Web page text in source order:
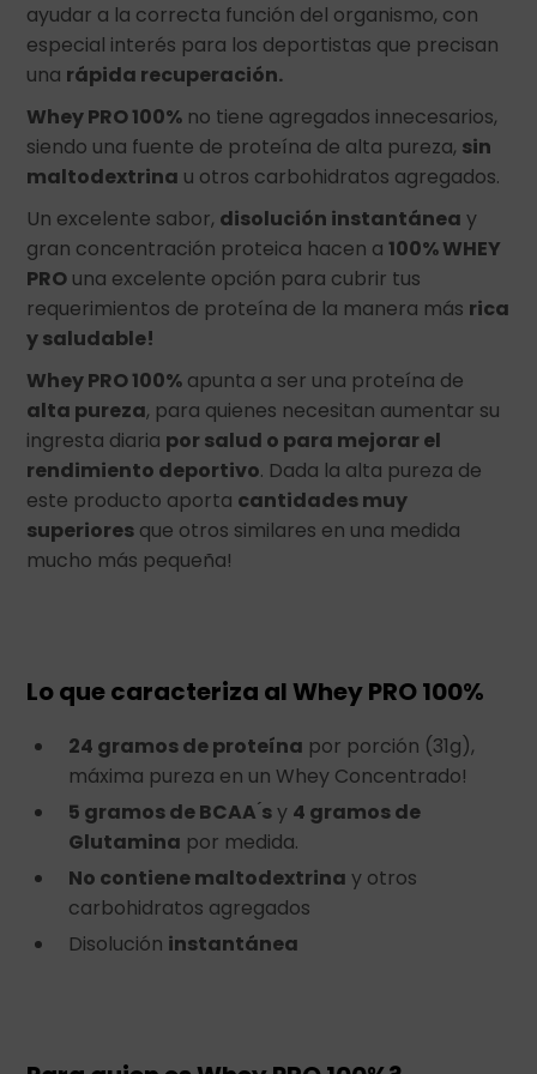
ayudar a la correcta función del organismo, con
especial interés para los deportistas que precisan
una rápida recuperación.
Whey PRO 100% no tiene agregados innecesarios,
siendo una fuente de proteína de alta pureza, sin
maltodextrina u otros carbohidratos agregados.
Un excelente sabor, disolución instantánea y
gran concentración proteica hacen a100% WHEY
PRO una excelente opción para cubrir tus
requerimientos de proteína de la manera más rica
y saludable!
Whey PRO 100% apunta a ser una proteína de
alta pureza, para quienes necesitan aumentar su
ingresta diaria por salud o para mejorar el
rendimiento deportivo. Dada la alta pureza de
este producto aporta cantidades muy
superiores que otros similares en una medida
mucho más pequeña!
Lo que caracteriza al Whey PRO 100%
24 gramos de proteína por porción (31g),
máxima pureza en un Whey Concentrado!
5 gramos de BCAA ́sy 4 gramos de
Glutamina por medida.
No contiene maltodextrina y otros
carbohidratos agregados
Disolución instantánea